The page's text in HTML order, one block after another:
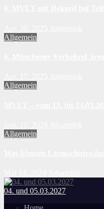
Allgemein
Allgemein
Allgemein
04. und 05.03.2027